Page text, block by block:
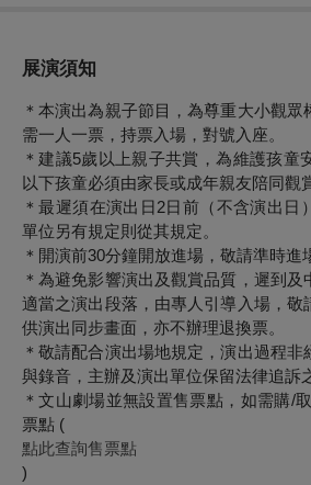
展演須知
＊本演出為親子節目，為尊重大小觀眾
需一人一票，持票入場，對號入座。
＊建議5歲以上親子共賞，為維護孩童
以下孩童必須由家長或成年親友陪同觀
＊最遲須在演出日2日前（不含演出日
單位另有規定則從其規定。
＊開演前30分鐘開放進場，敬請準時進
＊為避免影響演出及觀賞品質，遲到及
適當之演出段落，由專人引導入場，敬
供演出同步畫面，亦不辦理退換票。
＊敬請配合演出場地規定，演出過程非
與錄音，主辦及演出單位保留法律追訴
＊文山劇場並無設置售票點，如需購/
票點 (
點此查詢售票點
)